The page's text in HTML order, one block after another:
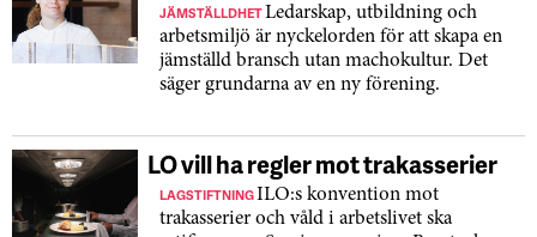
JÄMSTÄLLDHETLedarskap, utbildning och
arbetsmiljö är nyckelorden för att skapa en
jämställd bransch utan machokultur. Det
säger grundarna av en ny förening.
LO vill ha regler mot trakasserier
LAGSTIFTNINGILO:s konvention mot
trakasserier och våld i arbetslivet ska